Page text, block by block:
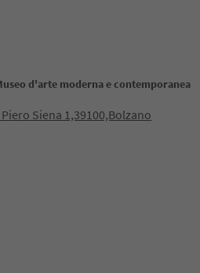
d'arte moderna e contemporanea
Siena 1,39100,Bolzano